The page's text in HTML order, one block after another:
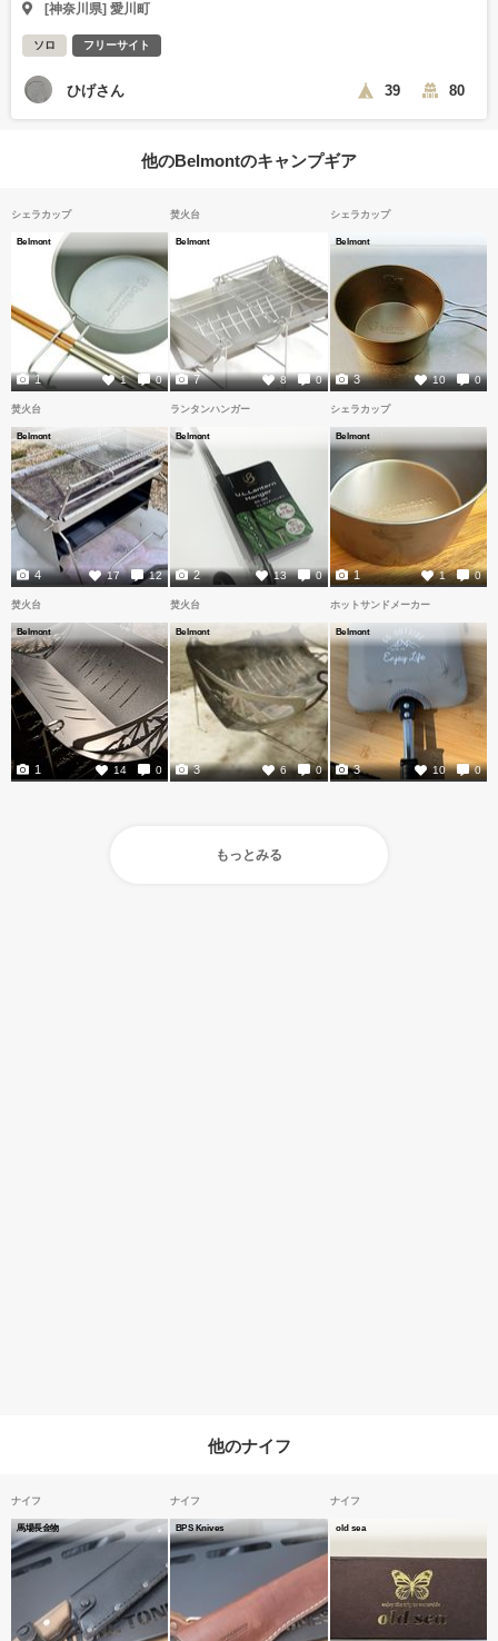
[神奈川県] 愛川町
ソロ フリーサイト
ひげさん 39 80
他のBelmontのキャンプギア
シェラカップ
Belmont
1 0
1
焚火台
Belmont
8 0
7
シェラカップ
Belmont
10 0
3
焚火台
Belmont
17 12
4
ランタンハンガー
Belmont
13 0
2
シェラカップ
Belmont
1 0
1
焚火台
Belmont
14 0
1
焚火台
Belmont
6 0
3
ホットサンドメーカー
Belmont
10 0
3
もっとみる
他のナイフ
ナイフ
馬場長金物
ナイフ
BPS Knives
ナイフ
old sea